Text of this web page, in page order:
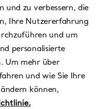
und zu verbessern, die
Ihre Nutzererfahrung
und um
personalisierte
Um mehr über
und wie Sie Ihre
können,